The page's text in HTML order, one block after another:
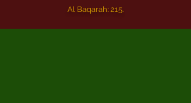
Al Baqarah: 215.